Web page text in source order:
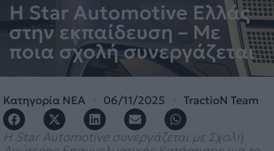
Η Star Automotive Ελλάς
στην εκπαίδευση – Με
ποια σχολή συνεργάζεται
Κατηγορία ΝΕΑ 06/11/2025 TractioN Team
Η Star Automotive συνεργάζεται με Σχολή